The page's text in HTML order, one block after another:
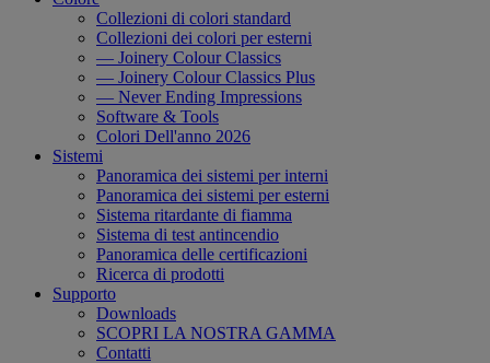
Collezioni di colori standard
Collezioni dei colori per esterni
— Joinery Colour Classics
— Joinery Colour Classics Plus
— Never Ending Impressions
Software & Tools
Colori Dell'anno 2026
Sistemi
Panoramica dei sistemi per interni
Panoramica dei sistemi per esterni
Sistema ritardante di fiamma
Sistema di test antincendio
Panoramica delle certificazioni
Ricerca di prodotti
Supporto
Downloads
SCOPRI LA NOSTRA GAMMA
Contatti